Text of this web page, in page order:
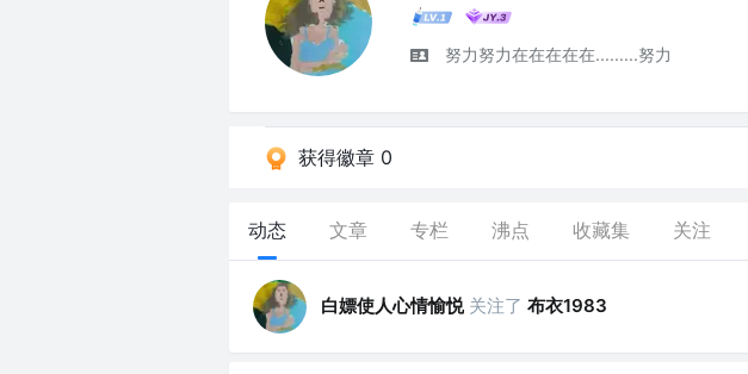
努力努力在在在在在.........努力
获得徽章 0
动态 文章 专栏 沸点 收藏集 关注
白嫖使人心情愉悦 关注了 布衣1983